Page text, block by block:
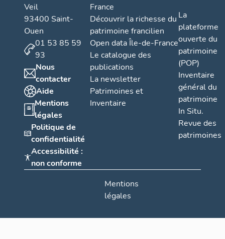
Veil
93400 Saint-
Ouen
01 53 85 59
93
Nous
contacter
Aide
Mentions
légales
Politique de
confidentialité
Accessibilité :
non conforme
France
Découvrir la richesse du
patrimoine francilien
Open data Île-de-France
Le catalogue des
publications
La newsletter
Patrimoines et
Inventaire
La
plateforme
ouverte du
patrimoine
(POP)
Inventaire
général du
patrimoine
In Situ.
Revue des
patrimoines
Mentions
légales